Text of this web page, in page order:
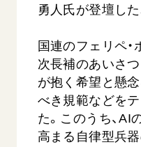
勇人氏が登壇した
国連のフェリペ
次長補のあいさ
が抱く希望と懸念
べき規範などを
た。このうち、AI
高まる自律型兵